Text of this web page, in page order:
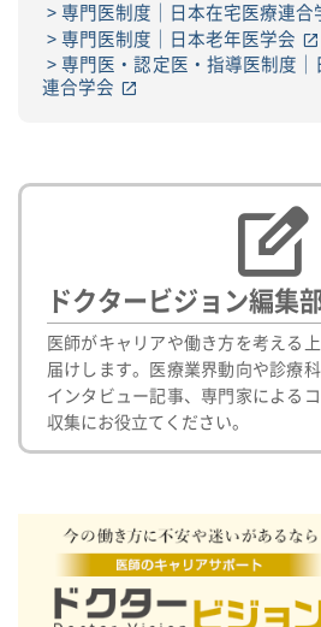
専門医制度｜日本在宅医療連合
専門医制度｜日本老年医学会
専門医・認定医・指導医制度
連合学会
ドクタービジョン編集
医師がキャリアや働き方を考える
届けします。医療業界動向や診療
インタビュー記事、専門家による
収集にお役立てください。